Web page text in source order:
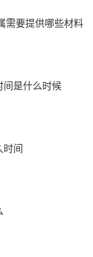
需要提供哪些材料
间是什么时候
时间